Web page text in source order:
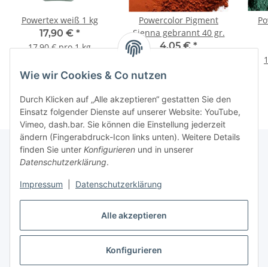
Alle akzeptieren
Konfigurieren
Wie wir Cookies & Co nutzen
Durch Klicken auf „Alle akzeptieren“ gestatten Sie den
Einsatz folgender Dienste auf unserer Website: YouTube,
Vimeo, dash.bar. Sie können die Einstellung jederzeit
ändern (Fingerabdruck-Icon links unten). Weitere Details
finden Sie unter Konfigurieren und in unserer
Datenschutzerklärung.
Impressum Datenschutzerklärung
Powertex weiß 1 kg
17,90 € *
17,90 € pro 1 kg
Powercolor Pigment
Sienna gebrannt 40 gr.
4,05 €*
Vertrag widerrufen